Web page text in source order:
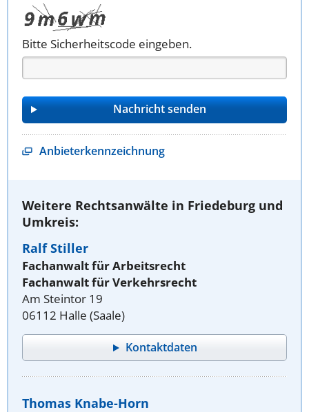
Bitte Sicherheitscode eingeben.
Anbieterkennzeichnung
Weitere Rechtsanwälte in Friedeburg und
Umkreis:
Ralf Stiller
Fachanwalt für Arbeitsrecht
Fachanwalt für Verkehrsrecht
Am Steintor 19
06112 Halle (Saale)
Kontaktdaten
Thomas Knabe-Horn